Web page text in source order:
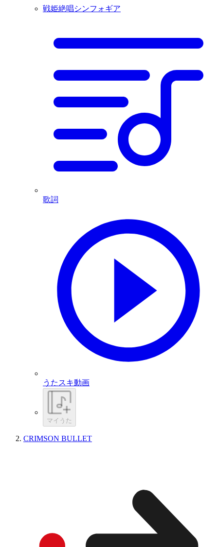
戦姫絶唱シンフォギア
歌詞
うたスキ動画
マイうた
CRIMSON BULLET